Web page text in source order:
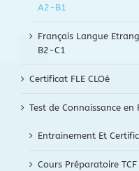
A2-B1
Français Langue
B2-C1
Certificat FLE CLOé
Test de Connaissance en
Entrainement Et
Cours Préparatoire TCF